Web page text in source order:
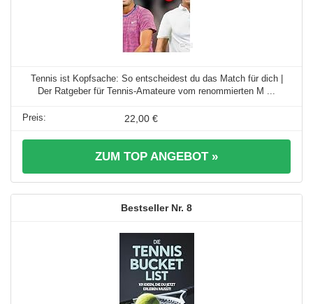
Tennis ist Kopfsache: So entscheidest du das Match für dich |
Der Ratgeber für Tennis-Amateure vom renommierten M ...
22,00 €
ZUM TOP ANGEBOT »
8